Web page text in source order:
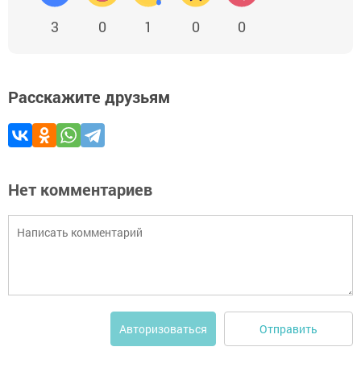
3 0 1 0 0
Расскажите друзьям
Нет комментариев
Авторизоваться Отправить